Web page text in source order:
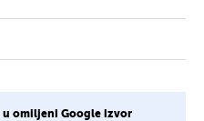
u omiljeni Google izvor